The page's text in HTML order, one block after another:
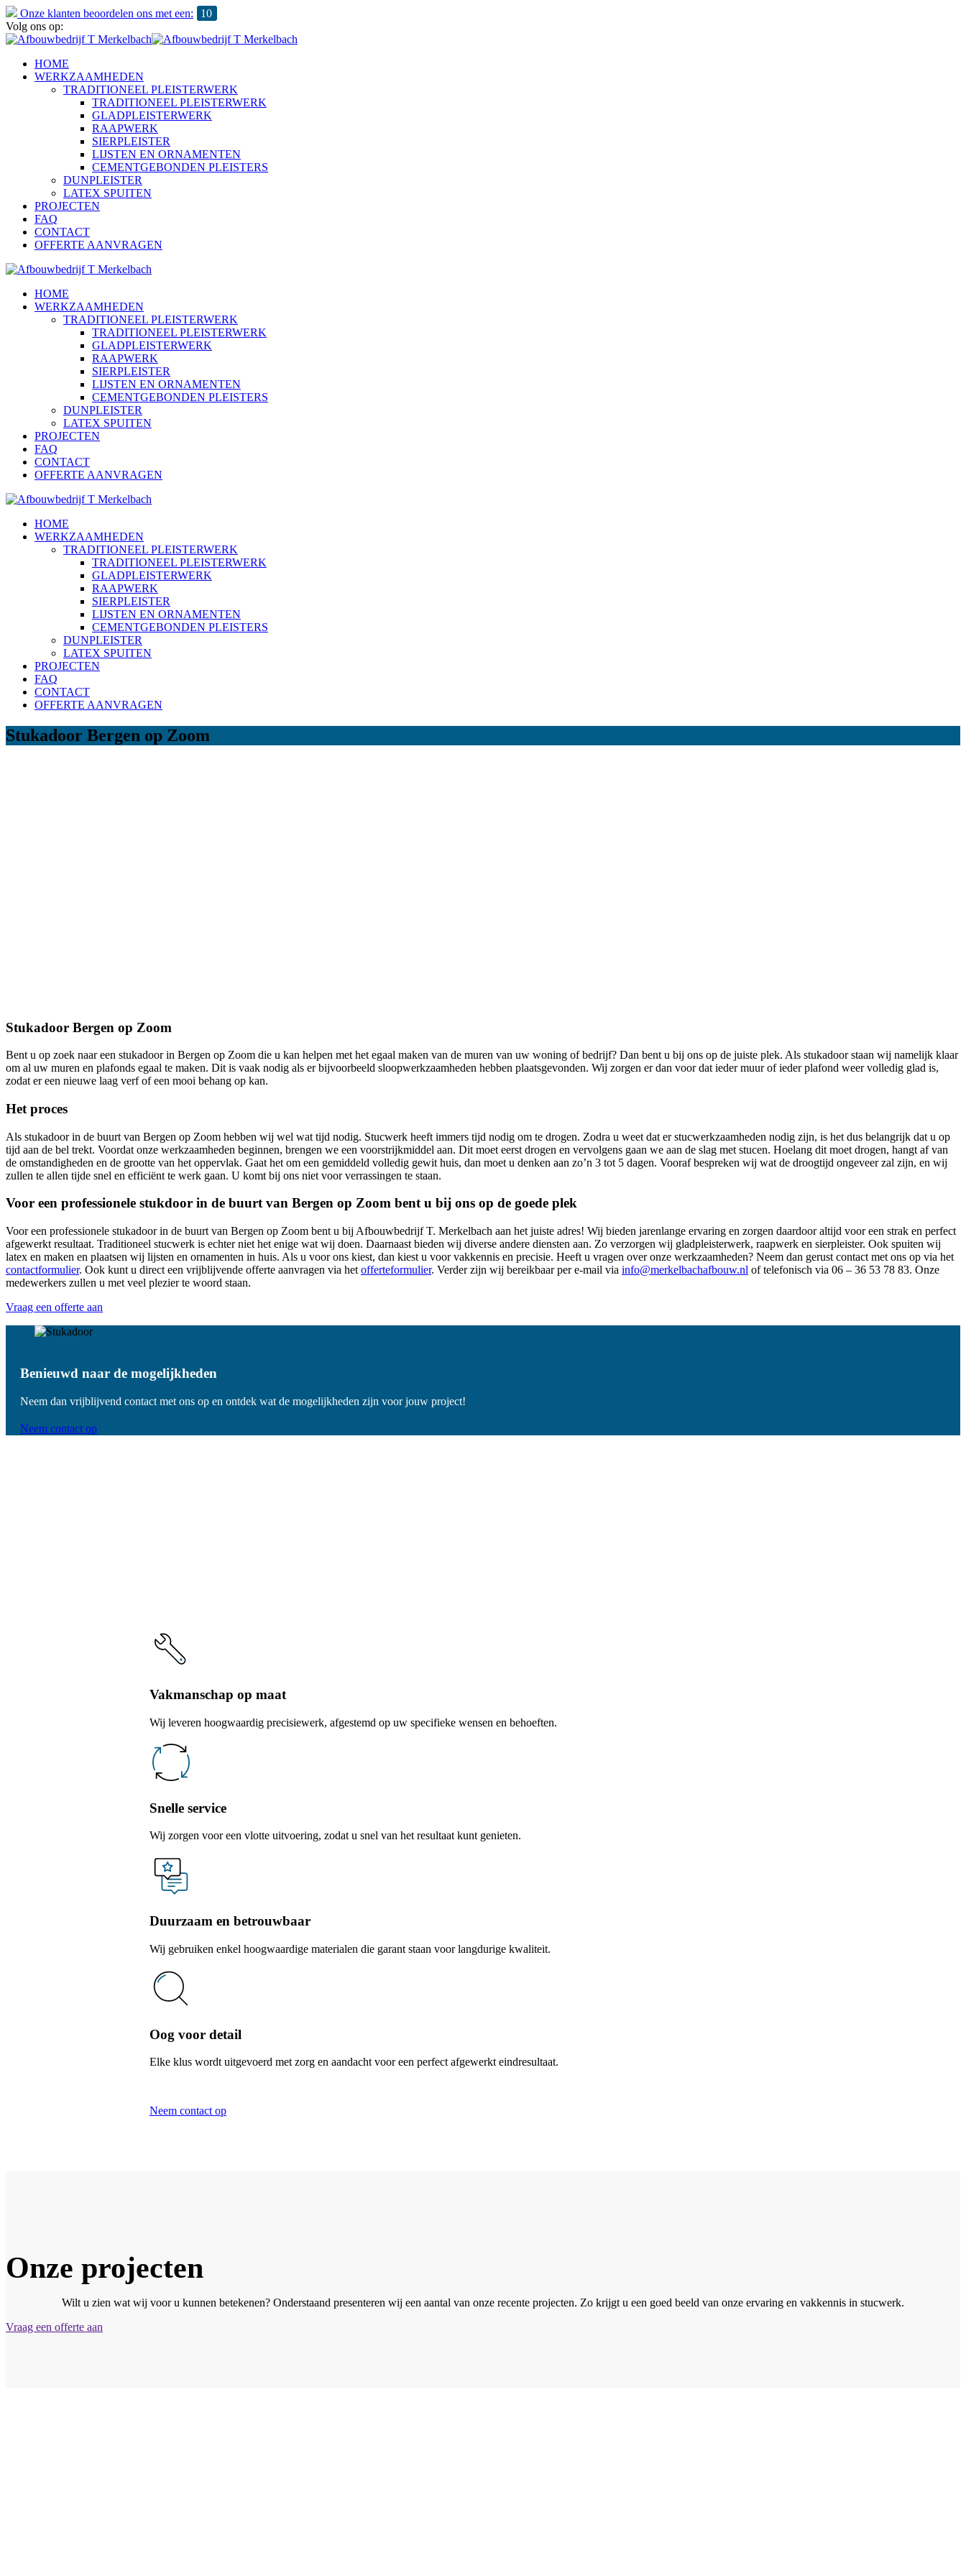
Onze klanten beoordelen ons met een:
10
Volg ons op:
HOME
WERKZAAMHEDEN
TRADITIONEEL PLEISTERWERK
TRADITIONEEL PLEISTERWERK
GLADPLEISTERWERK
RAAPWERK
SIERPLEISTER
LIJSTEN EN ORNAMENTEN
CEMENTGEBONDEN PLEISTERS
DUNPLEISTER
LATEX SPUITEN
PROJECTEN
FAQ
CONTACT
OFFERTE AANVRAGEN
HOME
WERKZAAMHEDEN
TRADITIONEEL PLEISTERWERK
TRADITIONEEL PLEISTERWERK
GLADPLEISTERWERK
RAAPWERK
SIERPLEISTER
LIJSTEN EN ORNAMENTEN
CEMENTGEBONDEN PLEISTERS
DUNPLEISTER
LATEX SPUITEN
PROJECTEN
FAQ
CONTACT
OFFERTE AANVRAGEN
HOME
WERKZAAMHEDEN
TRADITIONEEL PLEISTERWERK
TRADITIONEEL PLEISTERWERK
GLADPLEISTERWERK
RAAPWERK
SIERPLEISTER
LIJSTEN EN ORNAMENTEN
CEMENTGEBONDEN PLEISTERS
DUNPLEISTER
LATEX SPUITEN
PROJECTEN
FAQ
CONTACT
OFFERTE AANVRAGEN
Stukadoor Bergen op Zoom
Stukadoor Bergen op Zoom
Bent u op zoek naar een stukadoor in Bergen op Zoom die u kan helpen met het egaal maken van de muren van uw woning of bedrijf? Dan bent u bij ons op de juiste plek. Als stukadoor staan wij namelijk klaar
om al uw muren en plafonds egaal te maken. Dit is vaak nodig als er bijvoorbeeld sloopwerkzaamheden hebben plaatsgevonden. Wij zorgen er dan voor dat ieder muur of ieder plafond weer volledig glad is,
zodat er een nieuwe laag verf of een mooi behang op kan.
Het proces
Als stukadoor in de buurt van Bergen op Zoom hebben wij wel wat tijd nodig. Stucwerk heeft immers tijd nodig om te drogen. Zodra u weet dat er stucwerkzaamheden nodig zijn, is het dus belangrijk dat u op
tijd aan de bel trekt. Voordat onze werkzaamheden beginnen, brengen we een voorstrijkmiddel aan. Dit moet eerst drogen en vervolgens gaan we aan de slag met stucen. Hoelang dit moet drogen, hangt af van
de omstandigheden en de grootte van het oppervlak. Gaat het om een gemiddeld volledig gewit huis, dan moet u denken aan zo’n 3 tot 5 dagen. Vooraf bespreken wij wat de droogtijd ongeveer zal zijn, en wij
zullen te allen tijde snel en efficiënt te werk gaan. U komt bij ons niet voor verrassingen te staan.
Voor een professionele stukdoor in de buurt van Bergen op Zoom bent u bij ons op de goede plek
Voor een professionele stukadoor in de buurt van Bergen op Zoom bent u bij Afbouwbedrijf T. Merkelbach aan het juiste adres! Wij bieden jarenlange ervaring en zorgen daardoor altijd voor een strak en perfect
afgewerkt resultaat. Traditioneel stucwerk is echter niet het enige wat wij doen. Daarnaast bieden wij diverse andere diensten aan. Zo verzorgen wij gladpleisterwerk, raapwerk en sierpleister. Ook spuiten wij
latex en maken en plaatsen wij lijsten en ornamenten in huis. Als u voor ons kiest, dan kiest u voor vakkennis en precisie. Heeft u vragen over onze werkzaamheden? Neem dan gerust contact met ons op via het
contactformulier. Ook kunt u direct een vrijblijvende offerte aanvragen via het offerteformulier. Verder zijn wij bereikbaar per e-mail via info@merkelbachafbouw.nl of telefonisch via 06 – 36 53 78 83. Onze
medewerkers zullen u met veel plezier te woord staan.
Vraag een offerte aan
Benieuwd naar de mogelijkheden
Neem dan vrijblijvend contact met ons op en ontdek wat de mogelijkheden zijn voor jouw project!
Neem contact op
Vakmanschap op maat
Wij leveren hoogwaardig precisiewerk, afgestemd op uw specifieke wensen en behoeften.
Snelle service
Wij zorgen voor een vlotte uitvoering, zodat u snel van het resultaat kunt genieten.
Duurzaam en betrouwbaar
Wij gebruiken enkel hoogwaardige materialen die garant staan voor langdurige kwaliteit.
Oog voor detail
Elke klus wordt uitgevoerd met zorg en aandacht voor een perfect afgewerkt eindresultaat.
Neem contact op
Onze projecten
Wilt u zien wat wij voor u kunnen betekenen? Onderstaand presenteren wij een aantal van onze recente projecten. Zo krijgt u een goed beeld van onze ervaring en vakkennis in stucwerk.
Vraag een offerte aan